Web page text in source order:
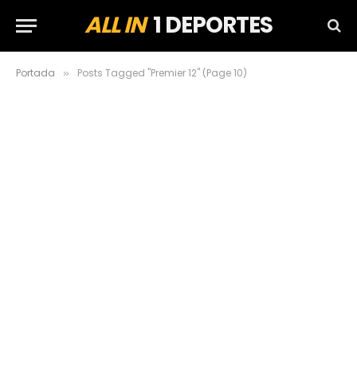
ALL IN1 DEPORTES
Portada » Posts Tagged "Premier 12" (Page 10)